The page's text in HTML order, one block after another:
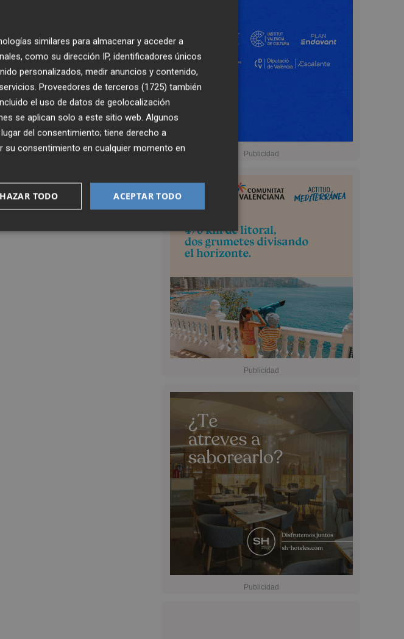
similares para almacenar y acceder a
como su dirección IP, identificadores únicos
personalizados, medir anuncios y contenido,
Proveedores de terceros (1725) también
el uso de datos de geolocalización
se aplican solo a este sitio web. Algunos
del consentimiento; tiene derecho a
su consentimiento en cualquier momento en
ACEPTAR TODO
TODO